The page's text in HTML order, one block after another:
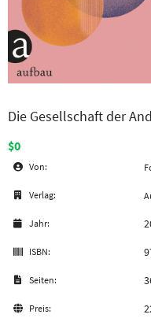
Die Gesellschaft der
$0
Von:
Verlag:
Jahr:
ISBN:
Seiten:
Preis: